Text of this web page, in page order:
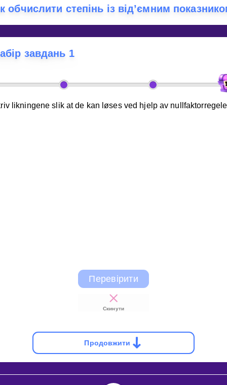
обчислити степінь із від’ємним
завдань 1
likningene slik at de kan løses ved hjelp av
Перевірити
Скинути
Продовжити